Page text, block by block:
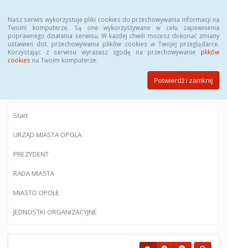
Nasz serwis wykorzystuje pliki cookies do przechowywania informacji na
Twoim komputerze. Są one wykorzystywane w celu zapewnienia
poprawnego działania serwisu. W każdej chwili możesz dokonać zmiany
ustawień dot. przechowywania plików cookies w Twojej przeglądarce.
Korzystając z serwisu wyrażasz zgodę na przechowywanie plików
cookies na Twoim komputerze.
Potwierdź i zamknij
BIULETYN INFORMACJI PUBLICZNEJ
Urzędu Miasta Opola
Start
URZĄD MIASTA OPOLA
PREZYDENT
RADA MIASTA
MIASTO OPOLE
JEDNOSTKI ORGANIZACYJNE